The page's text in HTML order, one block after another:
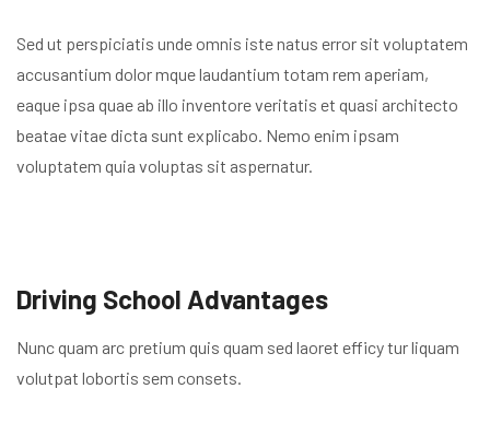
Sed ut perspiciatis unde omnis iste natus error sit voluptatem
accusantium dolor mque laudantium totam rem aperiam,
eaque ipsa quae ab illo inventore veritatis et quasi architecto
beatae vitae dicta sunt explicabo. Nemo enim ipsam
voluptatem quia voluptas sit aspernatur.
Driving School Advantages
Nunc quam arc pretium quis quam sed laoret efficy tur liquam
volutpat lobortis sem consets.